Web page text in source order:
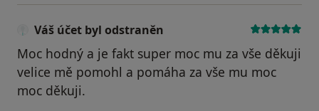
Váš účet byl odstraněn
Moc hodný a je fakt super moc mu za vše děkuji
velice mě pomohl a pomáha za vše mu moc
moc děkuji.